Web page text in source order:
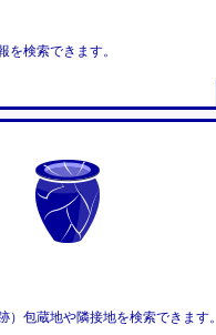
を検索できます。
）包蔵地や隣接地を検索できます。